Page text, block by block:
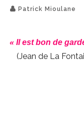
Patrick Mioulane
« Il est bon de
(Jean de La